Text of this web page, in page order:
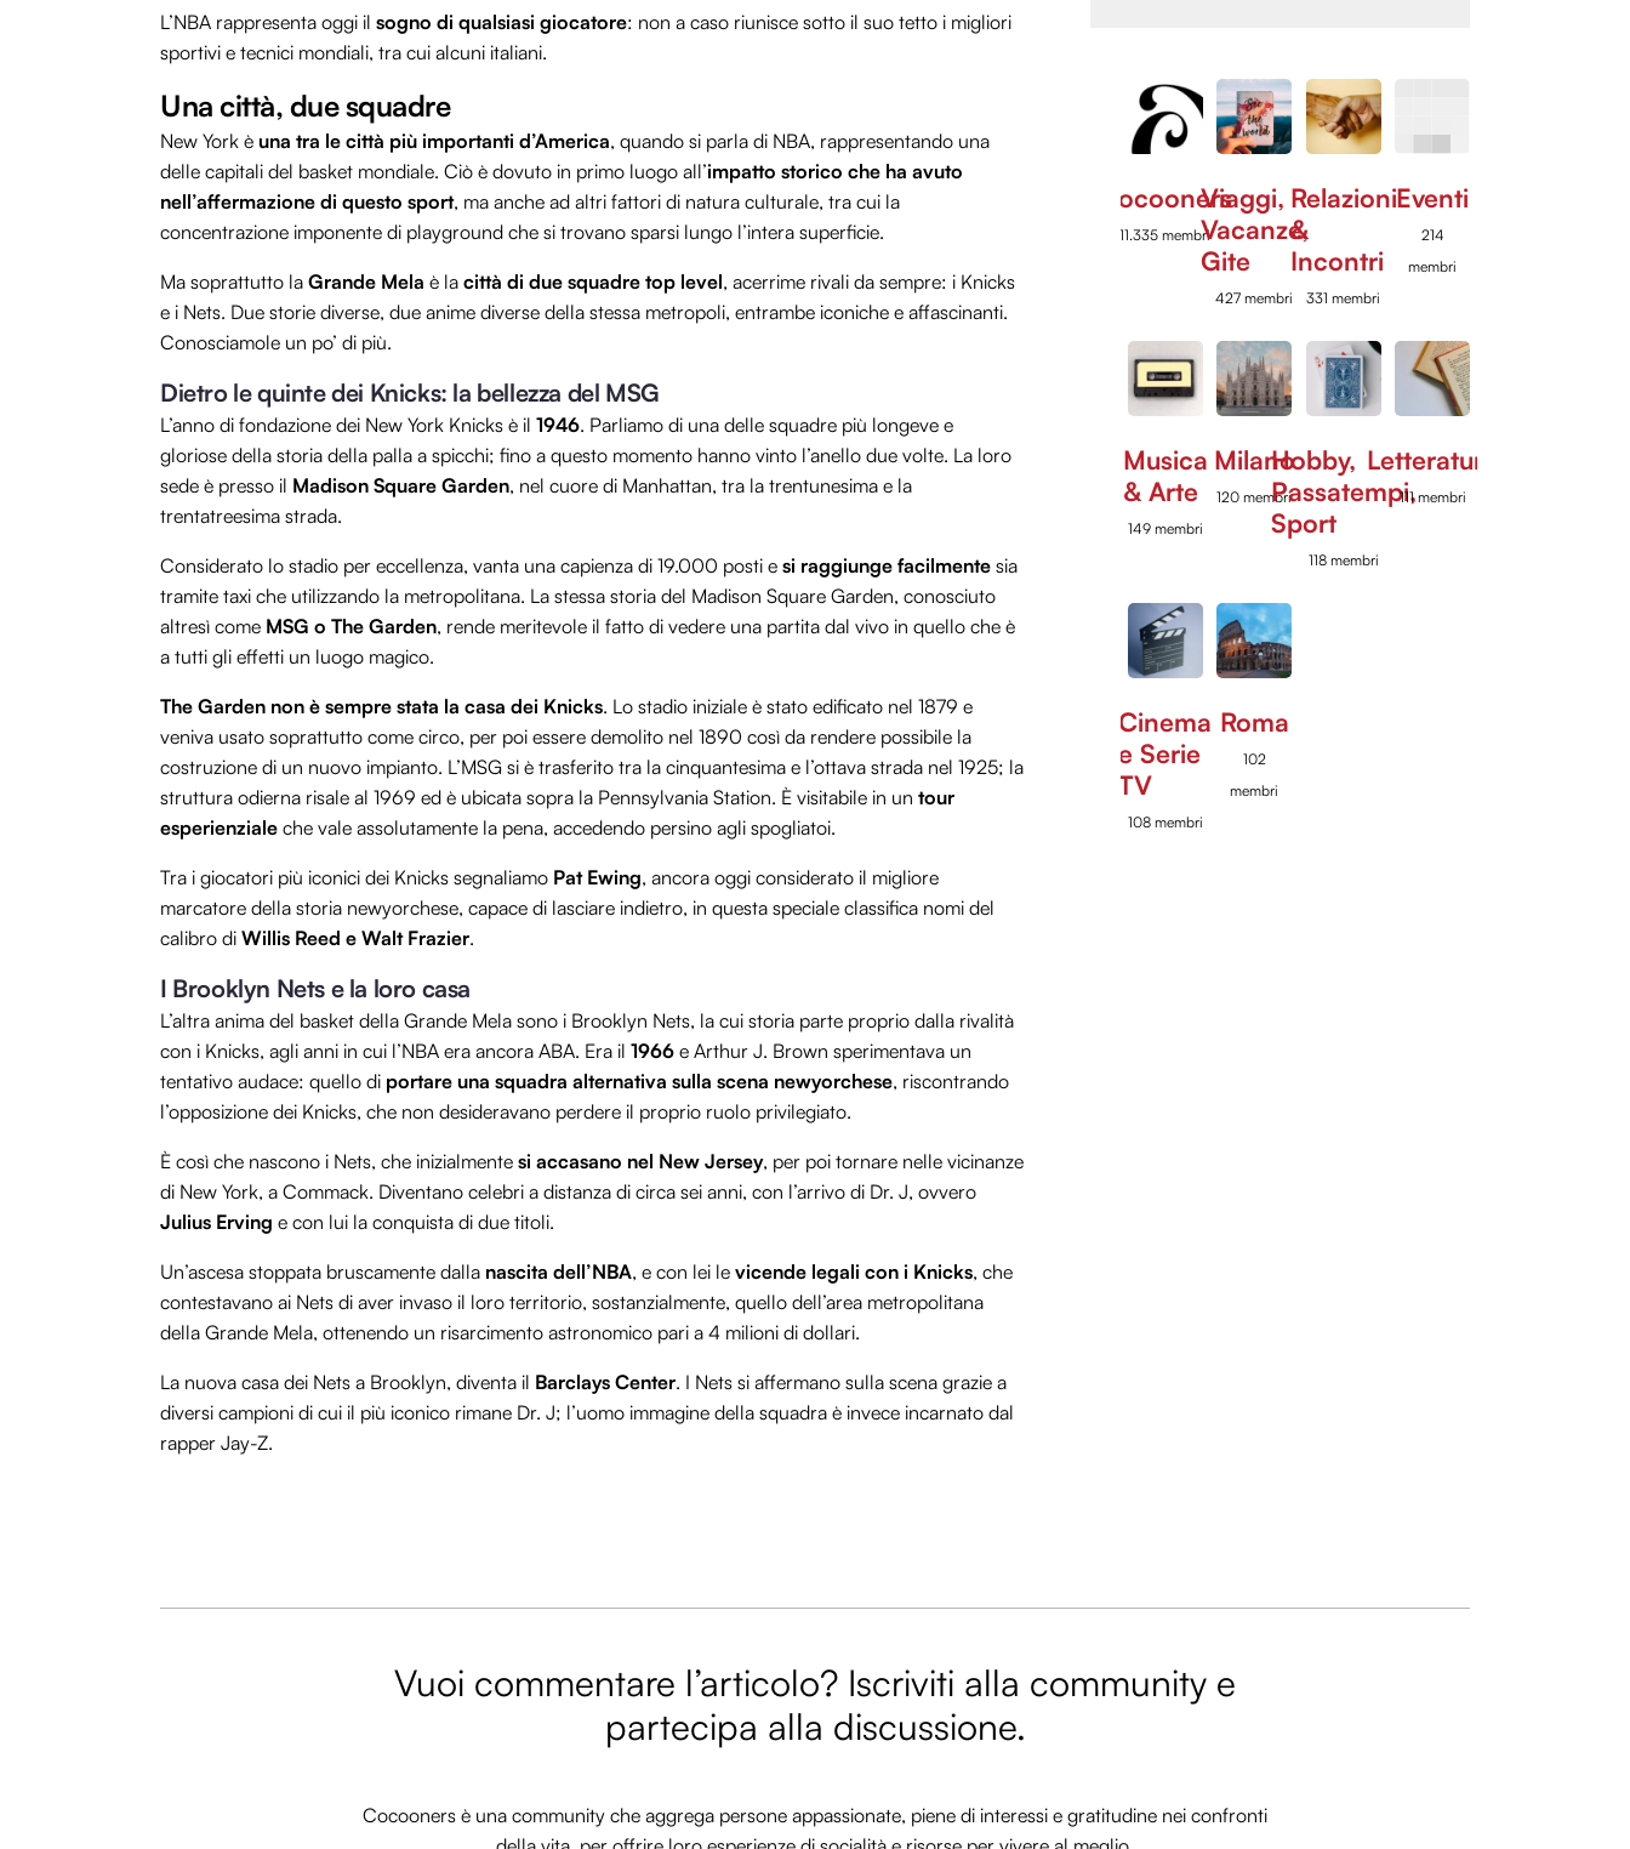
L’NBA rappresenta oggi il sogno di qualsiasi giocatore: non a caso riunisce sotto il suo tetto i migliori
sportivi e tecnici mondiali, tra cui alcuni italiani.
Una città, due squadre
New York è una tra le città più importanti d’America, quando si parla di NBA, rappresentando una
delle capitali del basket mondiale. Ciò è dovuto in primo luogo all’impatto storico che ha avuto
nell’affermazione di questo sport, ma anche ad altri fattori di natura culturale, tra cui la
concentrazione imponente di playground che si trovano sparsi lungo l’intera superficie.
Ma soprattutto la Grande Mela è la città di due squadre top level, acerrime rivali da sempre: i Knicks
e i Nets. Due storie diverse, due anime diverse della stessa metropoli, entrambe iconiche e affascinanti.
Conosciamole un po’ di più.
Dietro le quinte dei Knicks: la bellezza del MSG
L’anno di fondazione dei New York Knicks è il 1946. Parliamo di una delle squadre più longeve e
gloriose della storia della palla a spicchi; fino a questo momento hanno vinto l’anello due volte. La loro
sede è presso il Madison Square Garden, nel cuore di Manhattan, tra la trentunesima e la
trentatreesima strada.
Considerato lo stadio per eccellenza, vanta una capienza di 19.000 posti e si raggiunge facilmente sia
tramite taxi che utilizzando la metropolitana. La stessa storia del Madison Square Garden, conosciuto
altresì come MSG o The Garden, rende meritevole il fatto di vedere una partita dal vivo in quello che è
a tutti gli effetti un luogo magico.
The Garden non è sempre stata la casa dei Knicks. Lo stadio iniziale è stato edificato nel 1879 e
veniva usato soprattutto come circo, per poi essere demolito nel 1890 così da rendere possibile la
costruzione di un nuovo impianto. L’MSG si è trasferito tra la cinquantesima e l’ottava strada nel 1925; la
struttura odierna risale al 1969 ed è ubicata sopra la Pennsylvania Station. È visitabile in un tour
esperienziale che vale assolutamente la pena, accedendo persino agli spogliatoi.
Tra i giocatori più iconici dei Knicks segnaliamo Pat Ewing, ancora oggi considerato il migliore
marcatore della storia newyorchese, capace di lasciare indietro, in questa speciale classifica nomi del
calibro di Willis Reed e Walt Frazier.
I Brooklyn Nets e la loro casa
L’altra anima del basket della Grande Mela sono i Brooklyn Nets, la cui storia parte proprio dalla rivalità
con i Knicks, agli anni in cui l’NBA era ancora ABA. Era il 1966 e Arthur J. Brown sperimentava un
tentativo audace: quello di portare una squadra alternativa sulla scena newyorchese, riscontrando
l’opposizione dei Knicks, che non desideravano perdere il proprio ruolo privilegiato.
È così che nascono i Nets, che inizialmente si accasano nel New Jersey, per poi tornare nelle vicinanze
di New York, a Commack. Diventano celebri a distanza di circa sei anni, con l’arrivo di Dr. J, ovvero
Julius Erving e con lui la conquista di due titoli.
Un’ascesa stoppata bruscamente dalla nascita dell’NBA, e con lei le vicende legali con i Knicks, che
contestavano ai Nets di aver invaso il loro territorio, sostanzialmente, quello dell’area metropolitana
della Grande Mela, ottenendo un risarcimento astronomico pari a 4 milioni di dollari.
La nuova casa dei Nets a Brooklyn, diventa il Barclays Center. I Nets si affermano sulla scena grazie a
diversi campioni di cui il più iconico rimane Dr. J; l’uomo immagine della squadra è invece incarnato dal
rapper Jay-Z.
Cocooners
11.335 membri
Viaggi,
Vacanze,
Gite
427 membri
Relazioni
&
Incontri
331 membri
Eventi
214
membri
Musica
& Arte
149 membri
Milano
120 membri
Hobby,
Passatempi,
Sport
118 membri
Letteratura
111 membri
Cinema
e Serie
TV
108 membri
Roma
102
membri
Vuoi commentare l’articolo? Iscriviti alla community e
partecipa alla discussione.
Cocooners è una community che aggrega persone appassionate, piene di interessi e gratitudine nei confronti